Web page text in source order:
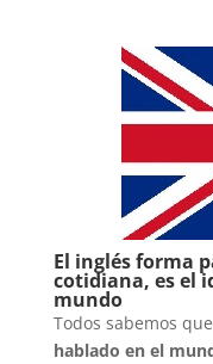
El inglés forma
cotidiana, es el
mundo
Todos sabemos
hablado en el